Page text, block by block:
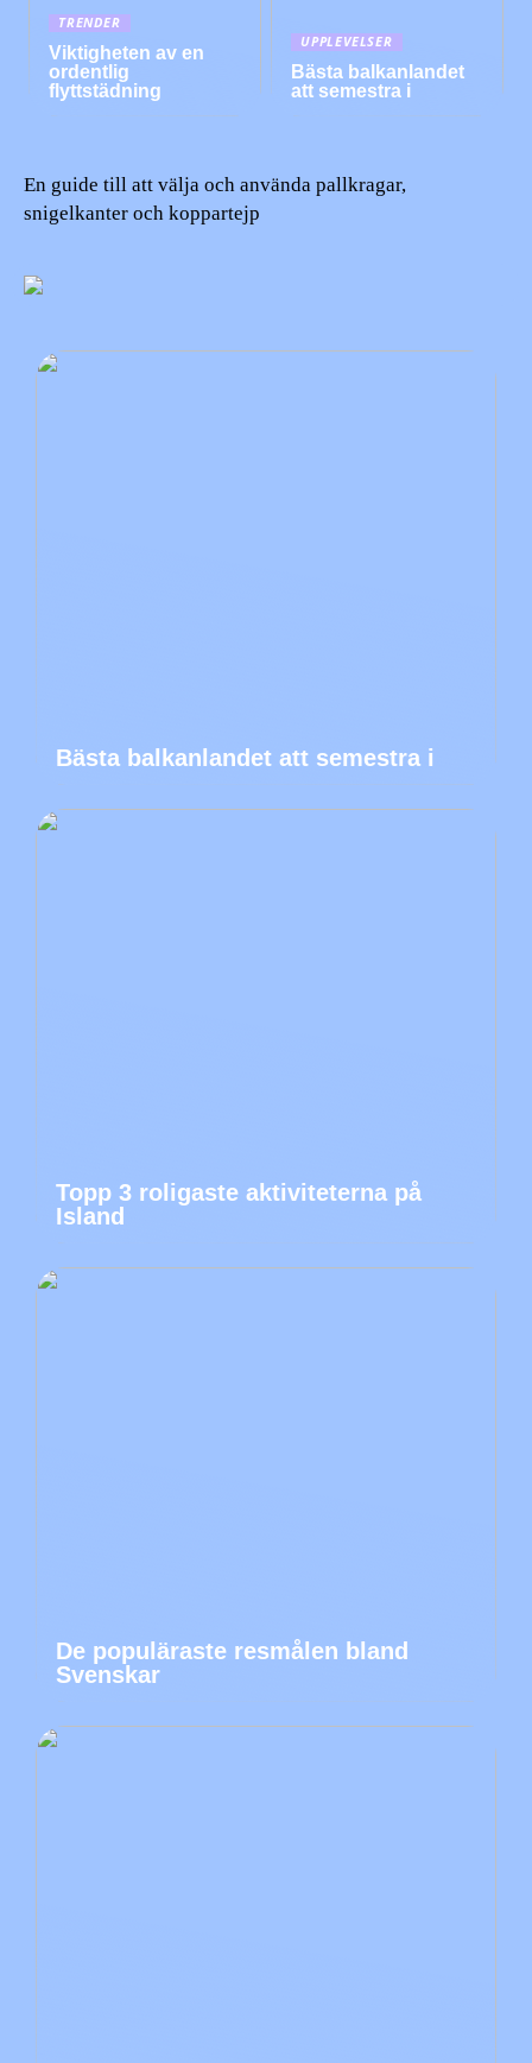
TRENDER
Viktigheten av en
ordentlig
flyttstädning
UPPLEVELSER
Bästa balkanlandet
att semestra i
En guide till att välja och använda pallkragar,
snigelkanter och koppartejp
Bästa balkanlandet att semestra i
Topp 3 roligaste aktiviteterna på
Island
De populäraste resmålen bland
Svenskar